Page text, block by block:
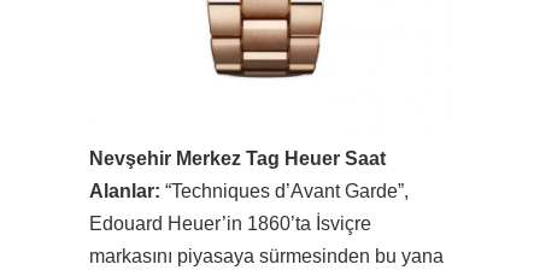
Nevşehir Merkez Tag Heuer Saat
Alanlar: “Techniques d’Avant Garde”,
Edouard Heuer’in 1860’ta İsviçre
markasını piyasaya sürmesinden bu yana